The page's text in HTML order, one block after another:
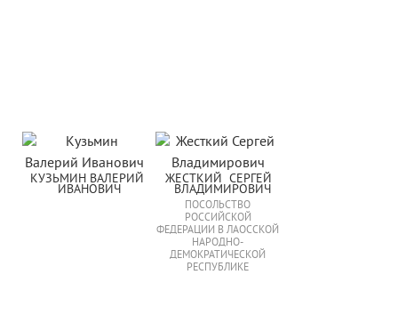
КУЗЬМИН ВАЛЕРИЙ
ИВАНОВИЧ
ЖЕСТКИЙ  СЕРГЕЙ
ВЛАДИМИРОВИЧ
ПОСОЛЬСТВО
РОССИЙСКОЙ
ФЕДЕРАЦИИ В ЛАОССКОЙ
НАРОДНО-
ДЕМОКРАТИЧЕСКОЙ
РЕСПУБЛИКЕ